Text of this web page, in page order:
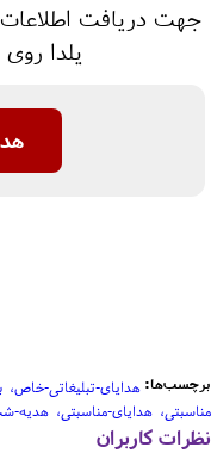
جهت دریافت اطلاعات
یلدا
برچسب‌ها: هدایای-تبلیغاتی-خاص
مناسبتی
هدایای-مناسبتی هدیه-
نظرات کاربران